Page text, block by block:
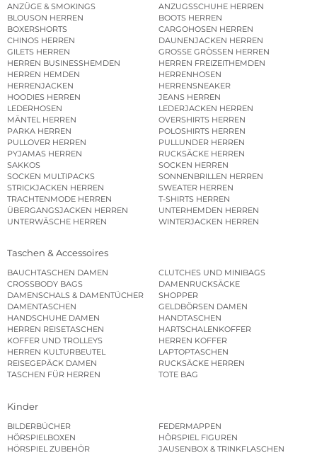
ANZÜGE & SMOKINGS
ANZUGSSCHUHE HERREN
BLOUSON HERREN
BOOTS HERREN
BOXERSHORTS
CARGOHOSEN HERREN
CHINOS HERREN
DAUNENJACKEN HERREN
GILETS HERREN
GROSSE GRÖSSEN HERREN
HERREN BUSINESSHEMDEN
HERREN FREIZEITHEMDEN
HERREN HEMDEN
HERRENHOSEN
HERRENJACKEN
HERRENSNEAKER
HOODIES HERREN
JEANS HERREN
LEDERHOSEN
LEDERJACKEN HERREN
MÄNTEL HERREN
OVERSHIRTS HERREN
PARKA HERREN
POLOSHIRTS HERREN
PULLOVER HERREN
PULLUNDER HERREN
PYJAMAS HERREN
RUCKSÄCKE HERREN
SAKKOS
SOCKEN HERREN
SOCKEN MULTIPACKS
SONNENBRILLEN HERREN
STRICKJACKEN HERREN
SWEATER HERREN
TRACHTENMODE HERREN
T-SHIRTS HERREN
ÜBERGANGSJACKEN HERREN
UNTERHEMDEN HERREN
UNTERWÄSCHE HERREN
WINTERJACKEN HERREN
Taschen & Accessoires
BAUCHTASCHEN DAMEN
CLUTCHES UND MINIBAGS
CROSSBODY BAGS
DAMENRUCKSÄCKE
DAMENSCHALS & DAMENTÜCHER
SHOPPER
DAMENTASCHEN
GELDBÖRSEN DAMEN
HANDSCHUHE DAMEN
HANDTASCHEN
HERREN REISETASCHEN
HARTSCHALENKOFFER
KOFFER UND TROLLEYS
HERREN KOFFER
HERREN KULTURBEUTEL
LAPTOPTASCHEN
REISEGEPÄCK DAMEN
RUCKSÄCKE HERREN
TASCHEN FÜR HERREN
TOTE BAG
Kinder
BILDERBÜCHER
FEDERMAPPEN
HÖRSPIELBOXEN
HÖRSPIEL FIGUREN
HÖRSPIEL ZUBEHÖR
JAUSENBOX & TRINKFLASCHEN